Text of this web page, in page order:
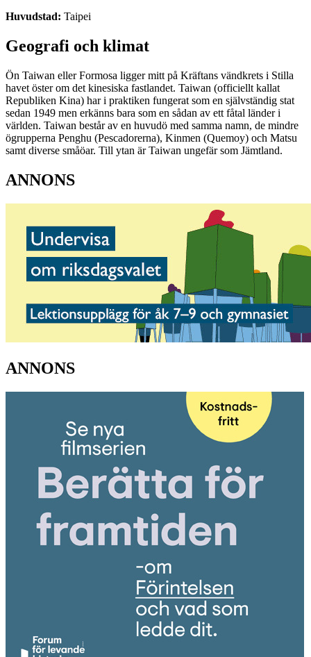
Huvudstad: Taipei
Geografi och klimat
Ön Taiwan eller Formosa ligger mitt på Kräftans vändkrets i Stilla
havet öster om det kinesiska fastlandet. Taiwan (officiellt kallat
Republiken Kina) har i praktiken fungerat som en självständig stat
sedan 1949 men erkänns bara som en sådan av ett fåtal länder i
världen. Taiwan består av en huvudö med samma namn, de mindre
ögrupperna Penghu (Pescadorerna), Kinmen (Quemoy) och Matsu
samt diverse småöar. Till ytan är Taiwan ungefär som Jämtland.
ANNONS
ANNONS